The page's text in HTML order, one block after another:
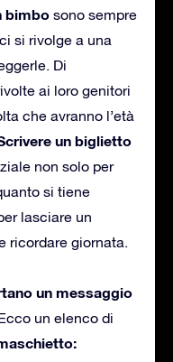
bimbo sono sempre
si rivolge a una
Di
ai loro genitori
che avranno l’età
un biglietto
non solo per
si tiene
lasciare un
ricordare giornata.
un messaggio
un elenco di